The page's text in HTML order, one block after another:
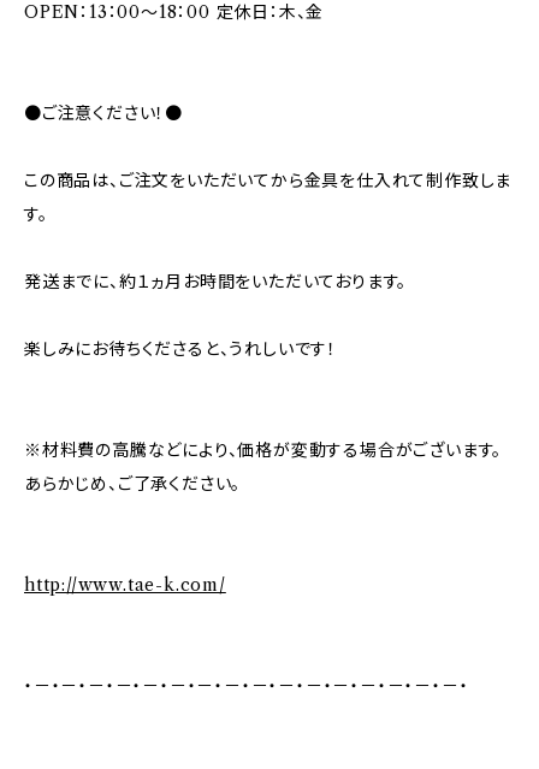
OPEN：13：00～18：00 定休日：木、金
●ご注意ください！●
この商品は、ご注文をいただいてから金具を仕入れて制作致しま
す。
発送までに、約１ヵ月お時間をいただいております。
楽しみにお待ちくださると、うれしいです！
※材料費の高騰などにより、価格が変動する場合がございます。
あらかじめ、ご了承ください。
http://www.tae-k.com/
・－・－・－・－・－・－・－・－・－・－・－・－・－・－・－・－・